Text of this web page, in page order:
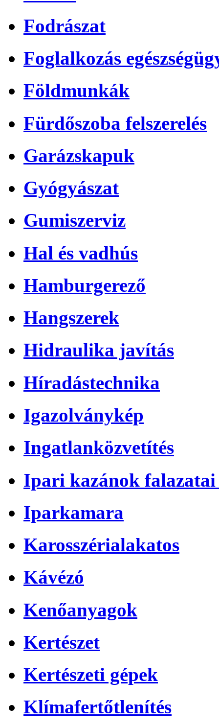
Fodrászat
Foglalkozás
Földmunkák
Fürdőszoba felszerelés
Garázskapuk
Gyógyászat
Gumiszerviz
Hal és vadhús
Hamburgerező
Hangszerek
Hidraulika javítás
Híradástechnika
Igazolványkép
Ingatlanközvetítés
Ipari kazánok falazatai
Iparkamara
Karosszérialakatos
Kávézó
Kenőanyagok
Kertészet
Kertészeti gépek
Klímafertőtlenítés